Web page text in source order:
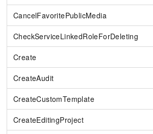
CancelFavoritePublicMedia
CheckServiceLinkedRoleForDeleting
Create
CreateAudit
CreateCustomTemplate
CreateEditingProject
10 分钟在聊天系统中增加一个 AI 助手
在企业官网、通讯软件中为客户提供 AI 客服
即刻拥